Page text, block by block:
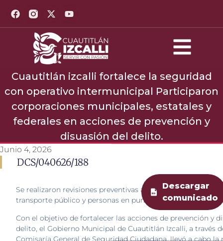
Cuautitlán izcalli fortalece la seguridad
con operativo intermunicipal Participaron
corporaciones municipales, estatales y
federales en acciones de prevención y
disuasión del delito.
Junio 4, 2026
DCS/040626/188
Se realizaron revisiones preventivas a vehículos,
transporte público y personas en puntos estratégicos del
Con el objetivo de fortalecer las acciones de prevención y
delito, el Gobierno Municipal de Cuautitlán Izcalli, a través
Comisaría General de Seguridad Ciudadana, llevó a cabo la
Descargar
comunicado